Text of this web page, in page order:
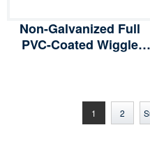
Non-Galvanized Full
PVC-Coated Wiggle
1 2